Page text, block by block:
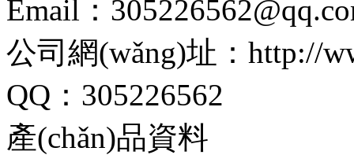
Email：
公司網(wǎng)址：http://
QQ：305226562
產(chǎn)品資料